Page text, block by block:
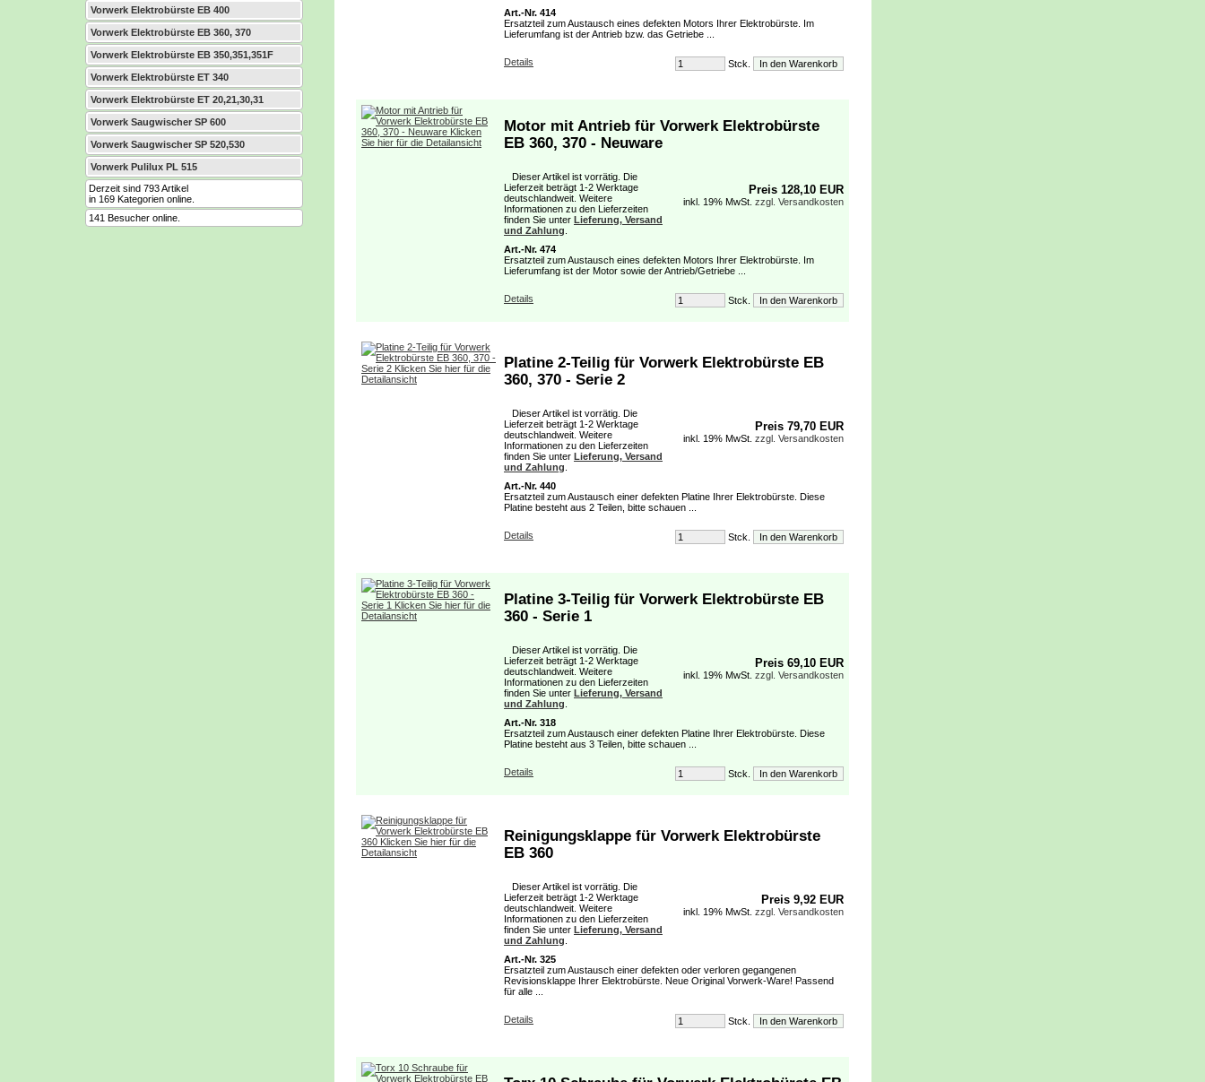
Vorwerk Elektrobürste EB 400
Vorwerk Elektrobürste EB 360, 370
Vorwerk Elektrobürste EB 350,351,351F
Vorwerk Elektrobürste ET 340
Vorwerk Elektrobürste ET 20,21,30,31
Vorwerk Saugwischer SP 600
Vorwerk Saugwischer SP 520,530
Vorwerk Pulilux PL 515
Derzeit sind 793 Artikel
in 169 Kategorien online.
141 Besucher online.
Art.-Nr. 414
Ersatzteil zum Austausch eines defekten Motors Ihrer Elektrobürste. Im
Lieferumfang ist der Antrieb bzw. das Getriebe ...
Details Stck.
Motor mit Antrieb für Vorwerk Elektrobürste
EB 360, 370 - Neuware
Dieser Artikel ist vorrätig. Die
Lieferzeit beträgt 1-2 Werktage
deutschlandweit. Weitere
Informationen zu den Lieferzeiten
finden Sie unter Lieferung, Versand
und Zahlung
Preis 128,10 EUR
inkl. 19% MwSt. zzgl. Versandkosten
Art.-Nr. 474
Ersatzteil zum Austausch eines defekten Motors Ihrer Elektrobürste. Im
Lieferumfang ist der Motor sowie der Antrieb/Getriebe ...
Details Stck.
Platine 2-Teilig für Vorwerk Elektrobürste EB
360, 370 - Serie 2
Dieser Artikel ist vorrätig. Die
Lieferzeit beträgt 1-2 Werktage
deutschlandweit. Weitere
Informationen zu den Lieferzeiten
finden Sie unter Lieferung, Versand
und Zahlung
Preis 79,70 EUR
inkl. 19% MwSt. zzgl. Versandkosten
Art.-Nr. 440
Ersatzteil zum Austausch einer defekten Platine Ihrer Elektrobürste. Diese
Platine besteht aus 2 Teilen, bitte schauen ...
Details Stck.
Platine 3-Teilig für Vorwerk Elektrobürste EB
360 - Serie 1
Dieser Artikel ist vorrätig. Die
Lieferzeit beträgt 1-2 Werktage
deutschlandweit. Weitere
Informationen zu den Lieferzeiten
finden Sie unter Lieferung, Versand
und Zahlung
Preis 69,10 EUR
inkl. 19% MwSt. zzgl. Versandkosten
Art.-Nr. 318
Ersatzteil zum Austausch einer defekten Platine Ihrer Elektrobürste. Diese
Platine besteht aus 3 Teilen, bitte schauen ...
Details Stck.
Reinigungsklappe für Vorwerk Elektrobürste
EB 360
Dieser Artikel ist vorrätig. Die
Lieferzeit beträgt 1-2 Werktage
deutschlandweit. Weitere
Informationen zu den Lieferzeiten
finden Sie unter Lieferung, Versand
und Zahlung
Preis 9,92 EUR
inkl. 19% MwSt. zzgl. Versandkosten
Art.-Nr. 325
Ersatzteil zum Austausch einer defekten oder verloren gegangenen
Revisionsklappe Ihrer Elektrobürste. Neue Original Vorwerk-Ware! Passend
für alle ...
Details Stck.